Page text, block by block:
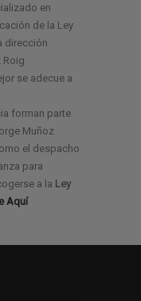
en
de la Ley
dirección
Roig
se adecue a
forman parte
Muñoz
el despacho
para
a la Ley
Aquí